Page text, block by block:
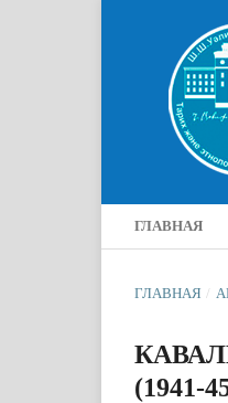
ГЛАВНАЯ
ГЛАВНАЯ /
(1941-